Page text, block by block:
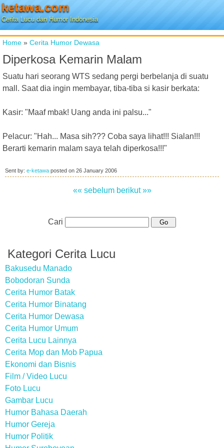
ketawa.com
Cerita Lucu dan Humor Indonesia
Home » Cerita Humor Dewasa
Diperkosa Kemarin Malam
Suatu hari seorang WTS sedang pergi berbelanja di suatu
mall. Saat dia ingin membayar, tiba-tiba si kasir berkata:
Kasir: "Maaf mbak! Uang anda ini palsu..."
Pelacur: "Hah... Masa sih??? Coba saya lihat!!! Sialan!!!
Berarti kemarin malam saya telah diperkosa!!!"
Sent by: e-ketawa posted on 26 January 2006
«« sebelum berikut »»
Cari
Kategori Cerita Lucu
Bakusedu Manado
Bobodoran Sunda
Cerita Humor Batak
Cerita Humor Binatang
Cerita Humor Dewasa
Cerita Humor Umum
Cerita Lucu Lainnya
Cerita Mop dan Mob Papua
Ekonomi dan Bisnis
Film / Video Lucu
Foto Lucu
Gambar Lucu
Humor Bahasa Daerah
Humor Gereja
Humor Politik